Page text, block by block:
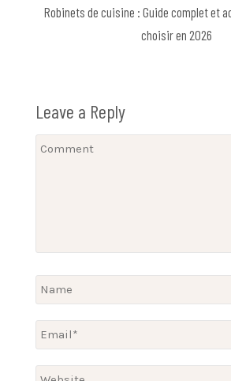
Robinets de cuisine : Guide complet et
choisir en 2026
Leave a Reply